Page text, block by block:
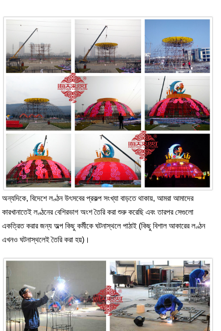
অন্যদিকে, বিদেশে লণ্ঠন উৎসবের প্রকল্প সংখ্যা বাড়তে থাকায়, আমরা আমাদের
কারখানাতেই লণ্ঠনের বেশিরভাগ অংশ তৈরি করা শুরু করেছি এবং তারপর সেগুলো
একত্রিত করার জন্য অল্প কিছু কর্মীকে ঘটনাস্থলে পাঠাই (কিছু বিশাল আকারের লণ্ঠন
এখনও ঘটনাস্থলেই তৈরি করা হয়)।